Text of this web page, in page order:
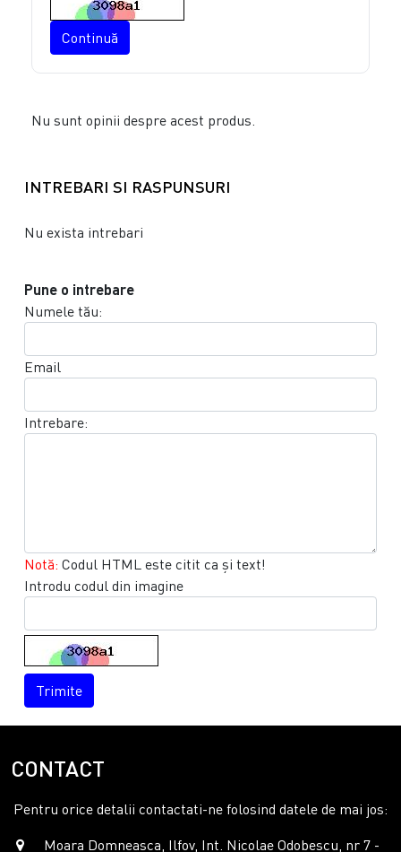
Continuă
Nu sunt opinii despre acest produs.
INTREBARI SI RASPUNSURI
Nu exista intrebari
Pune o intrebare
Numele tău:
Email
Intrebare:
Notă: Codul HTML este citit ca şi text!
Introdu codul din imagine
Trimite
CONTACT
Pentru orice detalii contactati-ne folosind datele de mai jos:
Moara Domneasca, Ilfov, Int. Nicolae Odobescu, nr 7 -